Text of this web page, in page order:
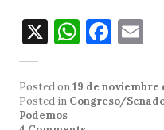
X W
at
s
F
c
e l
Posted on19 de noviembre
Posted in Congreso/
Podemos